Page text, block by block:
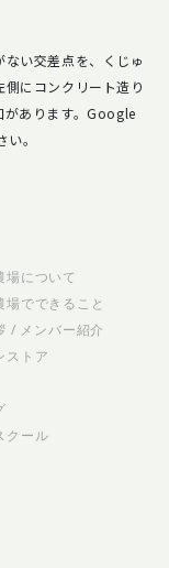
い交差点を、くじゅ
にコンクリート造り
があります。Google
。
場について
場でできること
/ メンバー紹介
ストア
クール